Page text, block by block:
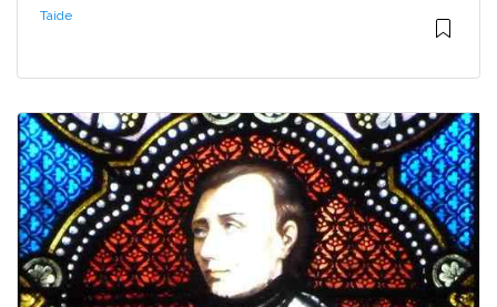
Taide